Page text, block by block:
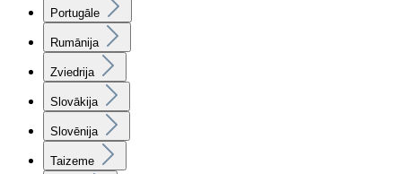
Portugāle
Rumānija
Zviedrija
Slovākija
Slovēnija
Taizeme